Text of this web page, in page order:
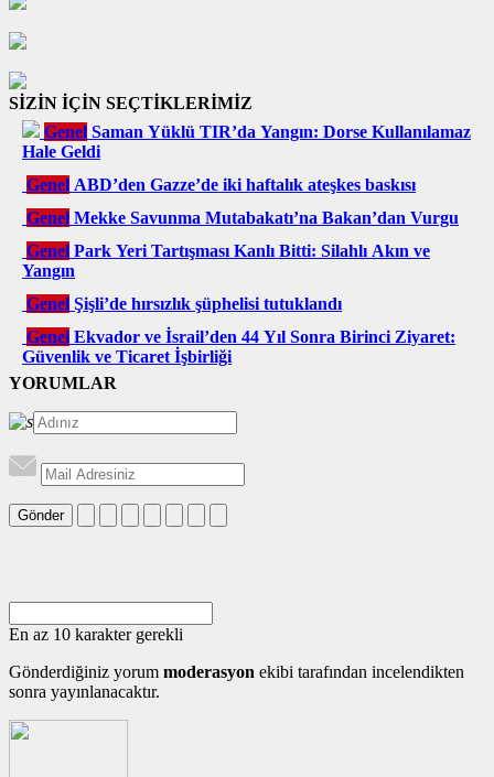
SİZİN İÇİN SEÇTİKLERİMİZ
Genel Saman Yüklü TIR’da Yangın: Dorse Kullanılamaz
Hale Geldi
Genel ABD’den Gazze’de iki haftalık ateşkes baskısı
Genel Mekke Savunma Mutabakatı’na Bakan’dan Vurgu
Genel Park Yeri Tartışması Kanlı Bitti: Silahlı Akın ve
Yangın
Genel Şişli’de hırsızlık şüphelisi tutuklandı
Genel Ekvador ve İsrail’den 44 Yıl Sonra Birinci Ziyaret:
Güvenlik ve Ticaret İşbirliği
YORUMLAR
Gönder
En az 10 karakter gerekli
Gönderdiğiniz yorum moderasyon ekibi tarafından incelendikten
sonra yayınlanacaktır.